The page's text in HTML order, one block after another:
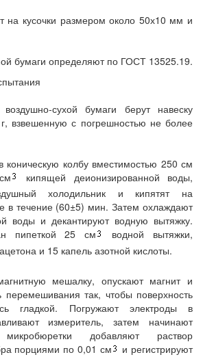
на кусочки размером около 50х10 мм и
бумаги определяют по ГОСТ 13525.19.
сухой бумаги берут навеску
взвешенную с погрешностью не более
колбу вместимостью 250 см
кипящей деионизированной воды,
холодильник и кипятят на
в течение (60±5) мин. Затем охлаждают
воды и декантируют водную вытяжку.
пипеткой 25 см
водной вытяжки,
ацетона и 15 капель азотной кислоты.
мешалку, опускают магнит и
перемешивания так, чтобы поверхность
гладкой. Погружают электроды в
измеритель, затем начинают
добавляют раствор
порциями по 0,01 см
и регистрируют